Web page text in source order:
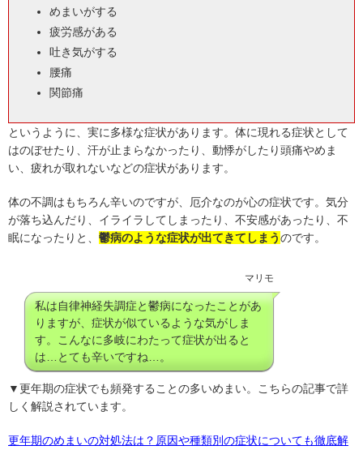
めまいがする
疲労感がある
吐き気がする
腰痛
関節痛
というように、実に多様な症状があります。体に現れる症状として
はのぼせたり、汗が止まらなかったり、動悸がしたり頭痛やめま
い、疲れが取れないなどの症状があります。
体の不調はもちろん辛いのですが、厄介なのが心の症状です。気分
が落ち込んだり、イライラしてしまったり、不安感があったり、不
眠になったりと、 鬱病のような症状が出てきてしまうのです。
マリモ
私は自律神経失調症と鬱病になったことがあ
りますが、症状が似ているような気がしま
す。こんなに多岐にわたって症状が出ると
は…とても辛いですね…。
▼更年期の症状でも頻発することの多いめまい。こちらの記事で詳
しく解説されています。
更年期のめまいの対処法は？原因や種類別の症状についても徹底解